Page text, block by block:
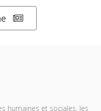
humaines et sociales, les